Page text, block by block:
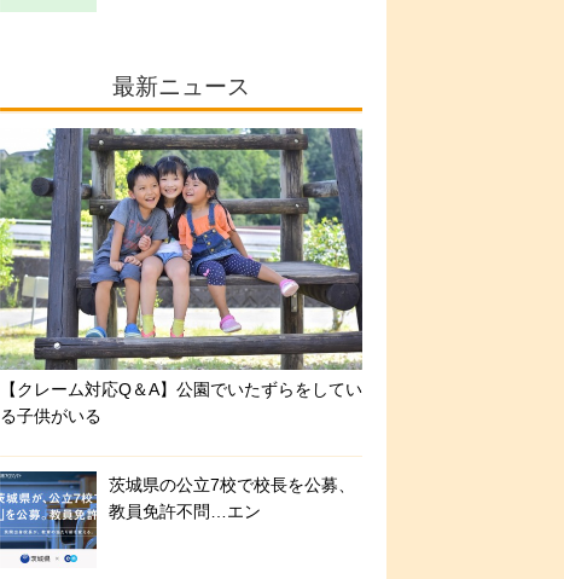
最新ニュース
【クレーム対応Q＆A】公園でいたずらをしてい
る子供がいる
茨城県の公立7校で校長を公募、
教員免許不問…エン